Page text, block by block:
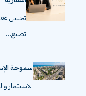
تحليل
تضيع…
سموحة الإسكندرية 2026 |
الاستثمار